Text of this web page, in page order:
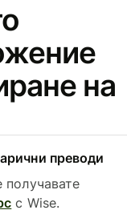
на
преводи
с Wise.